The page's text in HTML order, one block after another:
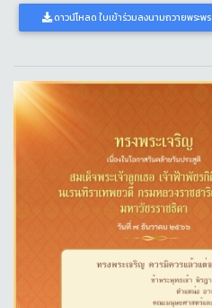
ดาวน์โหลด ใบเข้าร่วมลงนามถวายพระพร